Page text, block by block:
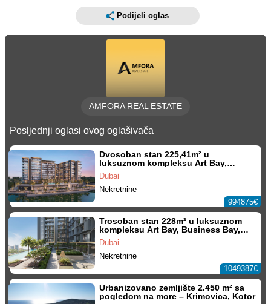
Podijeli oglas
AMFORA REAL ESTATE
Posljednji oglasi ovog oglašivača
Dvosoban stan 225,41m² u
luksuznom kompleksu Art Bay,
Business Bay, Dubai
Dubai
Nekretnine
994875€
Trosoban stan 228m² u luksuznom
kompleksu Art Bay, Business Bay,
Dubai
Dubai
Nekretnine
1049387€
Urbanizovano zemljište 2.450 m² sa
pogledom na more – Krimovica, Kotor